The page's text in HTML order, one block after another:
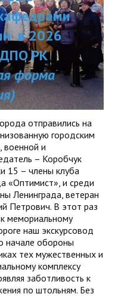
ПК:
занятий
в 2026
ДПО РК
форма
отправились на
городским
военной и
– Коробчук
15 – члены клуба
«Оптимист», и среди
Ленинграда, ветеран
Петрович. В этот раз
мемориальному
наш экскурсовод
начале обороны
тех мужественных и
комплексу
заботливость к
по штольням. Без